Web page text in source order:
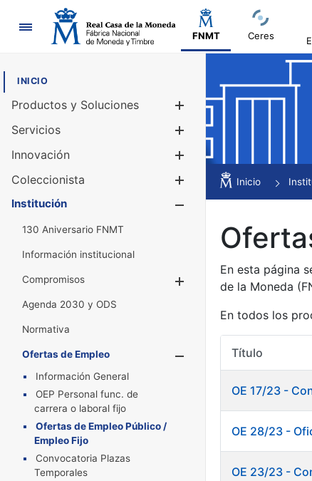
Navegación
FNMT Ceres
INICIO
Productos y Soluciones
Mostrar/
Servicios
Innovación
Coleccionista
Mostrar/
Institución
130 Aniversario FNMT
Información institucional
Compromisos
Mostrar/
Agenda 2030 y ODS
Normativa
Ofertas de Empleo
Mostrar/
Información General
OEP Personal func. de
carrera o laboral fijo
Ofertas de Empleo Público /
Empleo Fijo
Convocatoria Plazas
Temporales
Inicio
En esta página
de la Moneda
En todos los
Título
OE 17/23 -
OE 28/23 -
OE 23/23 -